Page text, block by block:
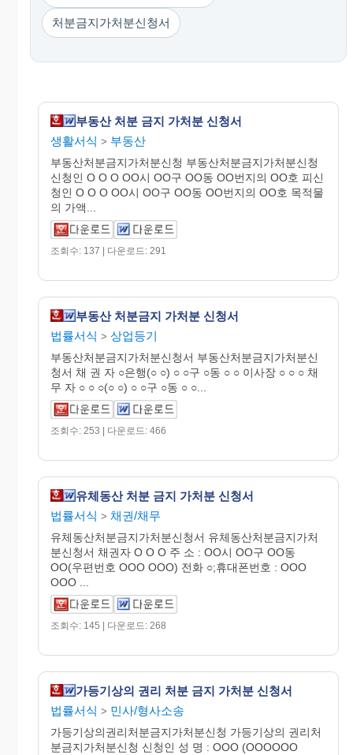
처분금지가처분신청서
부동산 처분 금지 가처분 신청서
생활서식 > 부동산
부동산처분금지가처분신청 부동산처분금지가처분신청
신청인 O O O OO시 OO구 OO동 OO번지의 OO호 피신
청인 O O O OO시 OO구 OO동 OO번지의 OO호 목적물
의 가액...
조회수: 137 | 다운로드: 291
부동산 처분금지 가처분 신청서
법률서식 > 상업등기
부동산처분금지가처분신청서 부동산처분금지가처분신
청서 채 권 자 ○은행(○ ○) ○ ○구 ○동 ○ ○ 이사장 ○ ○ ○ 채
무 자 ○ ○ ○(○ ○) ○ ○구 ○동 ○ ○...
조회수: 253 | 다운로드: 466
유체동산 처분 금지 가처분 신청서
법률서식 > 채권/채무
유체동산처분금지가처분신청서 유체동산처분금지가처
분신청서 채권자 O O O 주 소 : OO시 OO구 OO동
OO(우편번호 OOO OOO) 전화 ○;휴대폰번호 : OOO
OOO ...
조회수: 145 | 다운로드: 268
가등기상의 권리 처분 금지 가처분 신청서
법률서식 > 민사/형사소송
가등기상의권리처분금지가처분신청 가등기상의 권리처
분금지가처분신청 신청인 성 명 : OOO (OOOOOO